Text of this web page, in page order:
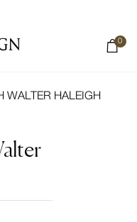
0
WALTER HALEIGH